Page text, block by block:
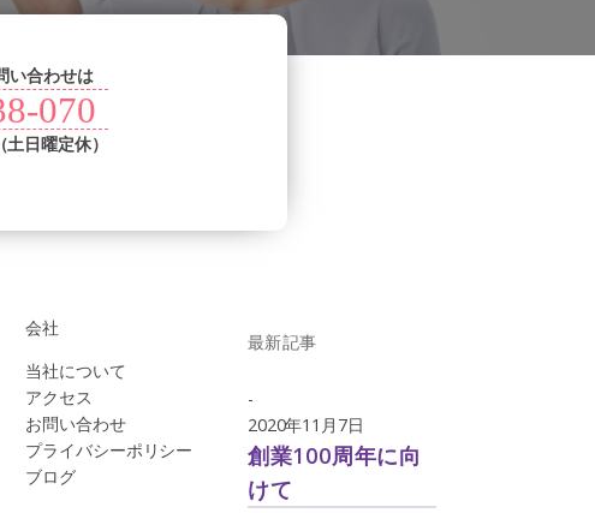
い合わせは
070
日曜定休）
会社
当社について
アクセス
お問い合わせ
プライバシーポリシー
ブログ
最新記事
-
2020年11月7日
創業100周年に向
けて